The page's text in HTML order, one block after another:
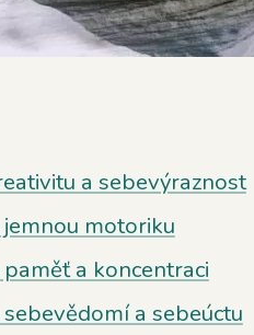
a sebevýraznost
motoriku
a koncentraci
a sebeúctu